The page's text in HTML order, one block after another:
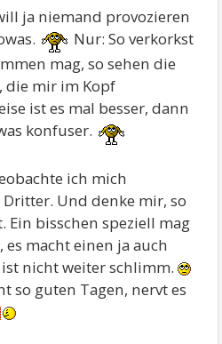
ja niemand provozieren
Nur: So verkorkst
mag, so sehen die
die mir im Kopf
ist es mal besser, dann
konfuser.
ich mich
Und denke mir, so
Ein bisschen speziell mag
es macht einen ja auch
nicht weiter schlimm.
so guten Tagen, nervt es